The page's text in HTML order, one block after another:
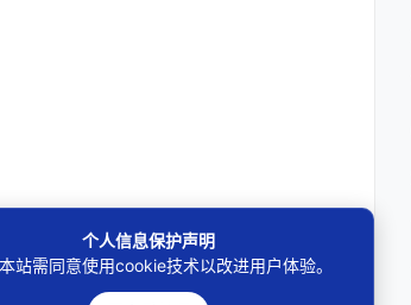
个人信息保护声明
站需同意使用cookie技术以改进用户体验。